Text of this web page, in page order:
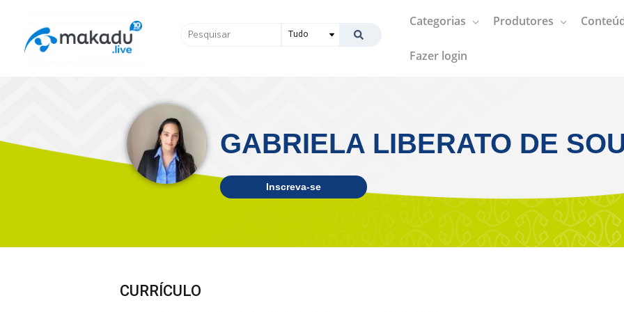
Pesquisar
Categorias Produtores
Fazer login
GABRIELA LIBERATO DE
Inscreva-se
CURRÍCULO